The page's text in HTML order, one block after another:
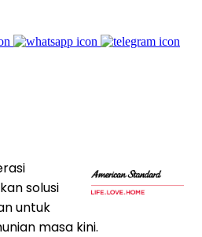
solusi
untuk
masa kini.